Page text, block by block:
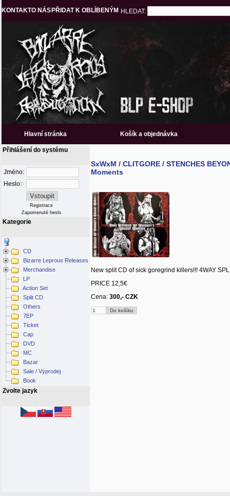
KONTAKTO NÁS PŘIDAT K OBLÍBENÝM HLEDAT:
Hlavní stránka Košík a objednávka
Přihlášení do systému
Jméno:
Heslo:
Registrace
Zapomenuté heslo
Kategorie
CD
Bizarre Leprous Releases
Merchandise
LP
Action Set
Split CD
Others
7EP
Ticket
Cap
DVD
MC
Bazar
Sale / Výprodej
Book
Zvolte jazyk
SxWxM / CLITGORE / STENCHES
Moments
New split CD of sick goregrind killers!!! 4WAY
PRICE 12,5€
Cena: 300,- CZK